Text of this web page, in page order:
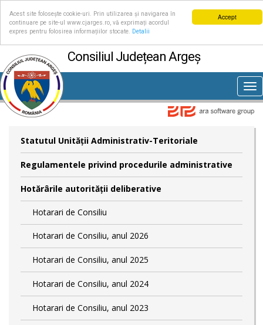
Accept
Acest site folosește cookie-uri. Prin utilizarea și navigarea în
continuare pe site-ul www.cjarges.ro, vă exprimați acordul
expres pentru folosirea informațiilor stocate.
Detalii
Consiliul Județean Argeș
Statutul Unităţii Administrativ-Teritoriale
Regulamentele privind procedurile administrative
Hotărârile autorităţii deliberative
Hotarari de Consiliu
Hotarari de Consiliu, anul 2026
Hotarari de Consiliu, anul 2025
Hotarari de Consiliu, anul 2024
Hotarari de Consiliu, anul 2023